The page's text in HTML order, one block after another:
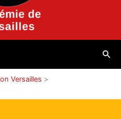
Versailles